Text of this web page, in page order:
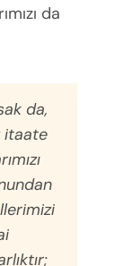
da
da,
itaate